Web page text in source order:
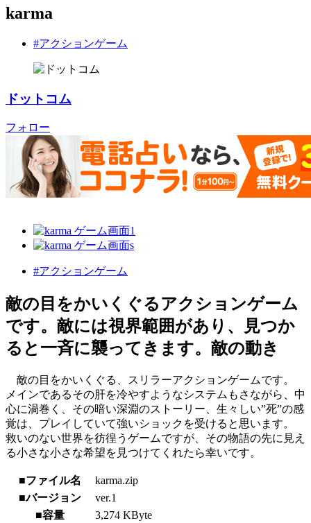
karma
#アクションゲーム
ドットコム
フォロー
#アクションゲーム
敵の目をかいくぐるアクションゲーム
です。敵には視界範囲があり、見つか
ると一斉に襲ってきます。敵の動き
敵の目をかいくぐる、スリラーアクションゲームです。
メインであるその肝を冷やすようなシステムもさながら、中
心に渦巻く、その暗い深淵のストーリー、生々しい”死”の感
覚は、プレイしていて強いショックを受けると思います。
救いのない世界を彷徨うゲームですが、その物語の先に見え
る小さな小さな希望を見つけてくれたら幸いです。
■ファイル名
karma.zip
■バージョン
ver.1
■容量
3,274 KByte